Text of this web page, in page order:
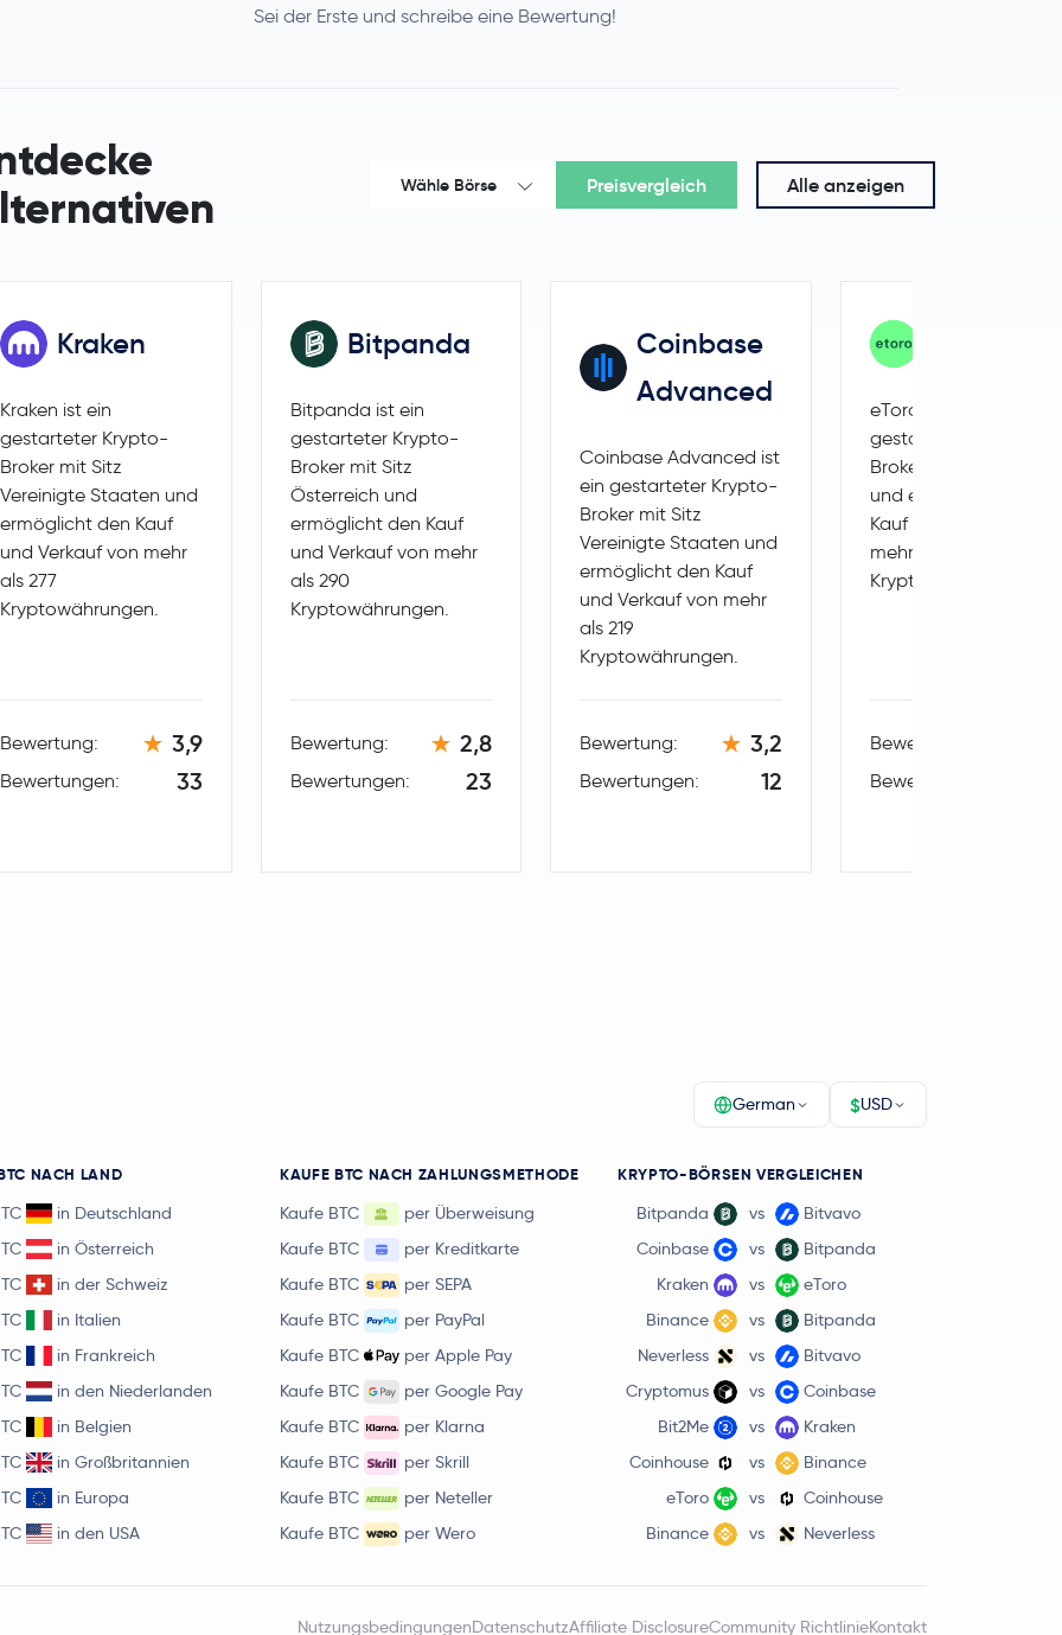
Sei der Erste und schreibe eine Bewertung!
Wähle Börse Preisvergleich Alle anzeigen
Kraken
Kraken ist ein
gestarteter Krypto-
Broker mit Sitz
Vereinigte Staaten und
ermöglicht den Kauf
und Verkauf von mehr
als 277
Kryptowährungen.
Bewertung: 3,9
Bewertungen: 33
Bitpanda
Bitpanda ist ein
gestarteter Krypto-
Broker mit Sitz
Österreich und
ermöglicht den Kauf
und Verkauf von mehr
als 290
Kryptowährungen.
Bewertung: 2,8
Bewertungen: 23
Coinbase
Advanced
Coinbase Advanced ist
ein gestarteter Krypto-
Broker mit Sitz
Vereinigte Staaten und
ermöglicht den Kauf
und Verkauf von mehr
als 219
Kryptowährungen.
Bewertung: 3,2
Bewertungen: 12
eToro ist ein
gestarteter Krypto-
Broker mit Sitz Israel
und ermöglicht den
Kauf und Verkauf von
mehr als 231
Kryptowährungen.
Bewertung:
Bewertungen:
German $USD
NACH LAND
in Deutschland
in Österreich
in der Schweiz
in Italien
in Frankreich
in den Niederlanden
in Belgien
in Großbritannien
in Europa
in den USA
KAUFE BTC NACH ZAHLUNGSMETHODE
Kaufe BTC
per Überweisung
Kaufe BTC
per Kreditkarte
Kaufe BTC
per SEPA
Kaufe BTC
per PayPal
Kaufe BTC
per Apple Pay
Kaufe BTC
per Google Pay
Kaufe BTC
per Klarna
Kaufe BTC
per Skrill
Kaufe BTC
per Neteller
Kaufe BTC
per Wero
KRYPTO-BÖRSEN VERGLEICHEN
Bitpanda vs
Bitvavo
Coinbase
vs
Bitpanda
Kraken
vs
eToro
Binance
vs
Bitpanda
Neverless
vs
Bitvavo
Cryptomus
vs
Coinbase
Bit2Me
vs
Kraken
Coinhouse
vs
Binance
eToro
vs
Coinhouse
Binance
vs Neverless
NutzungsbedingungenDatenschutzAffiliate DisclosureCommunity RichtlinieKontakt